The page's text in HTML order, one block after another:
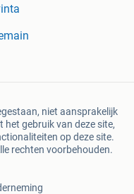
niet aansprakelijk
gebruik van deze site,
op deze site.
rechten voorbehouden.